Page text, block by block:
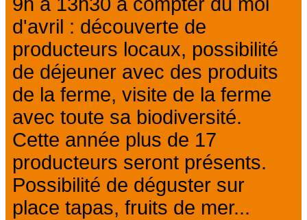
d'avril : découverte de
producteurs locaux, possibilité
de déjeuner avec des produits
de la ferme, visite de la ferme
avec toute sa biodiversité.
Cette année plus de 17
producteurs seront présents.
Possibilité de déguster sur
place tapas, fruits de mer...